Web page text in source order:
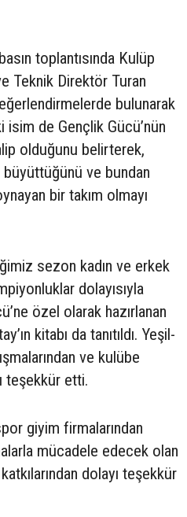
toplantısında Kulüp
Teknik Direktör Turan
bulunarak
isim de Gençlik Gücü’nün
olduğunu belirterek,
ve bundan
bir takım olmayı
sezon kadın ve erkek
dolayısıyla
özel olarak hazırlanan
kitabı da tanıtıldı. Yeşil-
ve kulübe
teşekkür etti.
giyim firmalarından
mücadele edecek olan
dolayı teşekkür